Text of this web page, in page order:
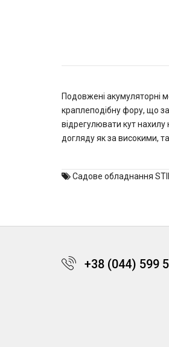
Подовжені акумуляторні
краплеподібну фору, що
відрегулювати кут нахилу
догляду як за високими,
Садове обладнання
+38 (044) 599